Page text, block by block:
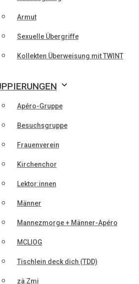
Armut
Sexuelle Übergriffe
Kollekten Überweisung mit TWINT
Apéro-Gruppe
Besuchsgruppe
Frauenverein
Kirchenchor
Lektor:innen
Männer
Mannezmorge + Männer-Apéro
MCLIOG
Tischlein deck dich (TDD)
zä Zmi